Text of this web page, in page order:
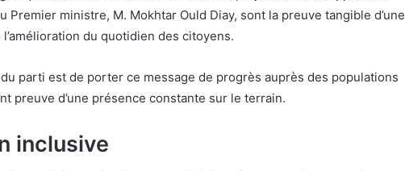
Premier ministre, M. Mokhtar Ould Diay, sont la preuve tangible d’une
du quotidien des citoyens.
parti est de porter ce message de progrès auprès des populations
preuve d’une présence constante sur le terrain.
inclusive